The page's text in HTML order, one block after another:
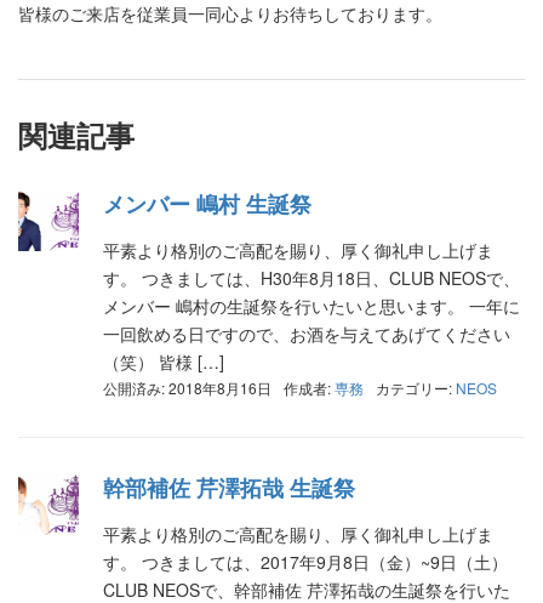
皆様のご来店を従業員一同心よりお待ちしております。
関連記事
メンバー 嶋村 生誕祭
平素より格別のご高配を賜り、厚く御礼申し上げま
す。 つきましては、H30年8月18日、CLUB NEOSで、
メンバー 嶋村の生誕祭を行いたいと思います。 一年に
一回飲める日ですので、お酒を与えてあげてください
（笑） 皆様 […]
公開済み: 2018年8月16日 作成者:専務 カテゴリー: NEOS
幹部補佐 芹澤拓哉 生誕祭
平素より格別のご高配を賜り、厚く御礼申し上げま
す。 つきましては、2017年9月8日（金）~9日（土）
CLUB NEOSで、幹部補佐 芹澤拓哉の生誕祭を行いた